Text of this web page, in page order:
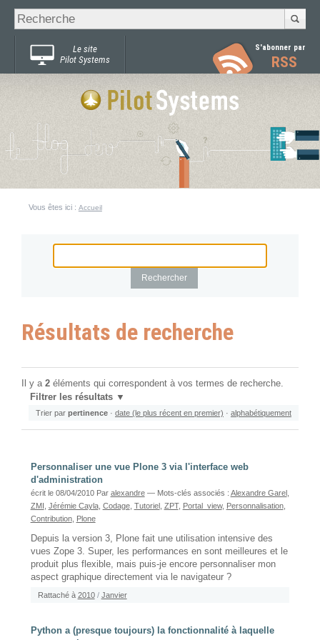
Chercher par
Recherche
avancée…
Le site
Pilot Systems
S'abonner par
RSS
Vous êtes ici : Accueil
Résultats de recherche
Il y a 2 éléments qui correspondent à vos termes de recherche.
Filtrer les résultats
Trier par pertinence · date (le plus récent en premier) · alphabétiquement
Personnaliser une vue Plone 3 via l'interface web
d'administration
écrit le 08/04/2010 Par alexandre — Mots-clés associés : Alexandre Garel,
ZMI Jérémie Cayla, Codage, Tutoriel, ZPT, Portal_view, Personnalisation,
Contribution, Plone
Depuis la version 3, Plone fait une utilisation intensive des
vues Zope 3. Super, les performances en sont meilleures et le
produit plus flexible, mais puis-je encore personnaliser mon
aspect graphique directement via le navigateur ?
Rattaché à 2010 / Janvier
Python a (presque toujours) la fonctionnalité à laquelle